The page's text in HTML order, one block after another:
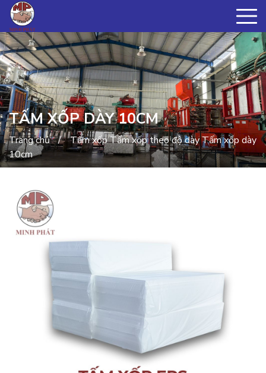
TẤM XỐP DÀY 10CM
Trang chủ Tấm xốpTấm xốp theo độ dàyTấm xốp dày
10cm